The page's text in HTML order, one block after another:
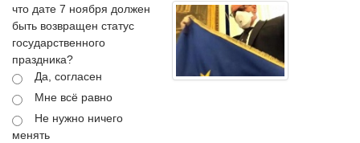
что дате 7 ноября должен
быть возвращен статус
государственного
праздника?
Да, согласен
Мне всё равно
Не нужно ничего
менять